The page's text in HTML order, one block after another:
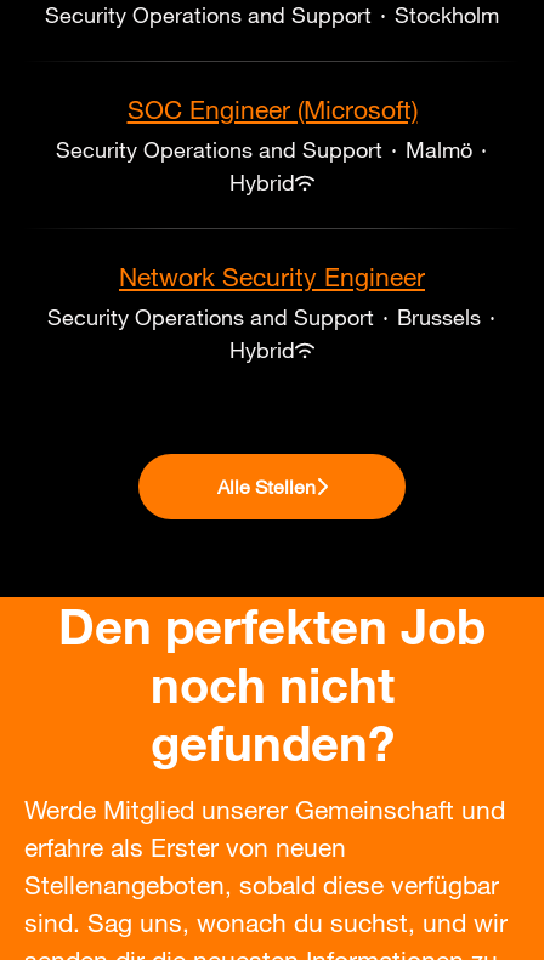
Security Operations and Support · Stockholm
SOC Engineer (Microsoft)
Security Operations and Support · Malmö ·
Hybrid
Network Security Engineer
Security Operations and Support · Brussels ·
Hybrid
Alle Stellen
Den perfekten Job
noch nicht
gefunden?
Werde Mitglied unserer Gemeinschaft und
erfahre als Erster von neuen
Stellenangeboten, sobald diese verfügbar
sind. Sag uns, wonach du suchst, und wir